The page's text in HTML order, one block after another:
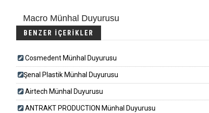
Macro Münhal Duyurusu
BENZER İÇERİKLER
Cosmedent Münhal Duyurusu
​​​Şenal Plastik Münhal Duyurusu
Airtech Münhal Duyurusu
ANTRAKT PRODUCTION Münhal Duyurusu